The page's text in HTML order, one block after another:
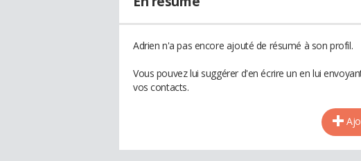
Adrien n'a pas encore ajouté de résumé à son profil.
Vous pouvez lui suggérer d'en écrire un en lui
vos contacts.